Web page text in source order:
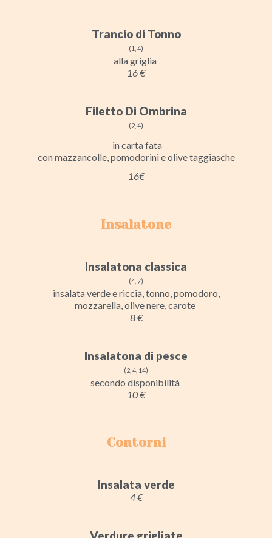
Trancio di Tonno
(1, 4)
alla griglia
16 €
Filetto Di Ombrina
(2, 4)
in carta fata
con mazzancolle, pomodorini e olive taggiasche
16€
Insalatone
Insalatona classica
(4, 7)
insalata verde e riccia, tonno, pomodoro,
mozzarella, olive nere, carote
8 €
Insalatona di pesce
(2, 4, 14)
secondo disponibilità
10 €
Contorni
Insalata verde
4 €